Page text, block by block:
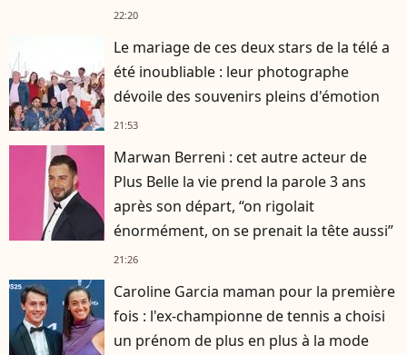
22:20
Le mariage de ces deux stars de la télé a
été inoubliable : leur photographe
dévoile des souvenirs pleins d'émotion
21:53
Marwan Berreni : cet autre acteur de
Plus Belle la vie prend la parole 3 ans
après son départ, “on rigolait
énormément, on se prenait la tête aussi”
21:26
Caroline Garcia maman pour la première
fois : l'ex-championne de tennis a choisi
un prénom de plus en plus à la mode